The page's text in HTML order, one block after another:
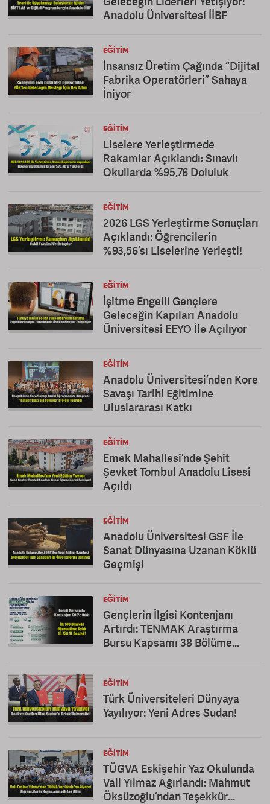
Anadolu Üniversitesi İİBF
EĞITIM
İnsansız Üretim Çağında “Dijital
Fabrika Operatörleri” Sahaya
İniyor
EĞITIM
Liselere Yerleştirmede
Rakamlar Açıklandı: Sınavlı
Okullarda %95,76 Doluluk
EĞITIM
2026 LGS Yerleştirme Sonuçları
Açıklandı: Öğrencilerin
%93,56’sı Liselerine Yerleşti!
EĞITIM
İşitme Engelli Gençlere
Geleceğin Kapıları Anadolu
Üniversitesi EEYO İle Açılıyor
EĞITIM
Anadolu Üniversitesi’nden Kore
Savaşı Tarihi Eğitimine
Uluslararası Katkı
EĞITIM
Emek Mahallesi’nde Şehit
Şevket Tombul Anadolu Lisesi
Açıldı
EĞITIM
Anadolu Üniversitesi GSF İle
Sanat Dünyasına Uzanan Köklü
Geçmiş!
EĞITIM
Gençlerin İlgisi Kontenjanı
Artırdı: TENMAK Araştırma
Bursu Kapsamı 38 Bölüme
EĞITIM
Türk Üniversiteleri Dünyaya
Yayılıyor: Yeni Adres Sudan!
EĞITIM
TÜGVA Eskişehir Yaz Okulunda
Vali Yılmaz Ağırlandı: Mahmut
Öksüzoğlu’ndan Teşekkür